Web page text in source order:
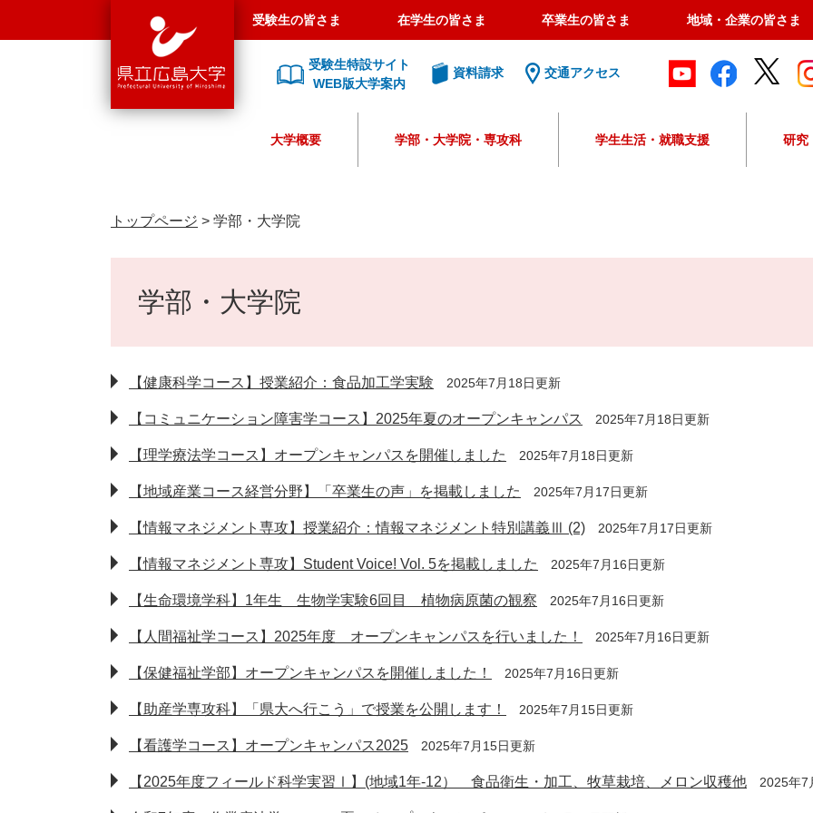
島
大
受験生の皆さま 在学生の皆さま 卒業生の皆さま 地域・企業の皆さま
受験生特設サイト
WEB版大学案内
資料請求 交通アクセス
l
大学概要 学部・大学院・専攻科 学生生活・就職支援 研究
トップページ > 学部・大学院
学部・大学院
【健康科学コース】授業紹介：食品加工学実験 2025年7月18日更新
【コミュニケーション障害学コース】2025年夏のオープンキャンパス 2025年7月18日更新
【理学療法学コース】オープンキャンパスを開催しました 2025年7月18日更新
【地域産業コース経営分野】「卒業生の声」を掲載しました 2025年7月17日更新
【情報マネジメント専攻】授業紹介：情報マネジメント特別講義Ⅲ (2) 2025年7月17日更新
【情報マネジメント専攻】Student Voice! Vol. 5を掲載しました 2025年7月16日更新
【生命環境学科】1年生 生物学実験6回目 植物病原菌の観察 2025年7月16日更新
【人間福祉学コース】2025年度 オープンキャンパスを行いました！ 2025年7月16日更新
【保健福祉学部】オープンキャンパスを開催しました！ 2025年7月16日更新
【助産学専攻科】「県大へ行こう」で授業を公開します！ 2025年7月15日更新
【看護学コース】オープンキャンパス2025 2025年7月15日更新
【2025年度フィールド科学実習Ⅰ】(地域1年-12） 食品衛生・加工、牧草栽培、メロン収穫他 2025年7